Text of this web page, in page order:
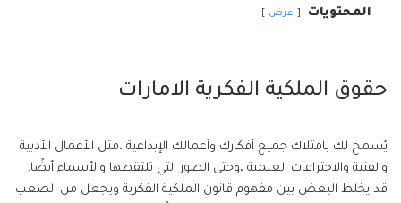
المحتويات عرض
حقوق الملكية الفكرية الامارات
يُسمح لك بامتلاك جميع أفكارك وأعمالك الإبداعية ،مثل الأعمال الأدبية
والفنية والاختراعات العلمية ،وحتى الصور التي تلتقطها والأسماء أيضًا.
قد يخلط البعض بين مفهوم قانون الملكية الفكرية ويجعل من الصعب